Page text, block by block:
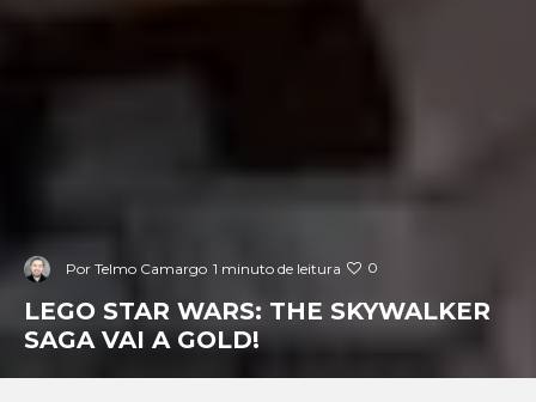
Por Telmo Camargo 1 minuto de leitura 0
LEGO STAR WARS: THE SKYWALKER
SAGA VAI A GOLD!